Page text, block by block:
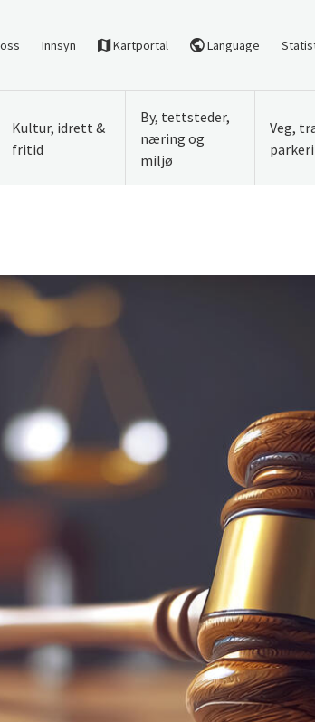
Innsyn Kartportal Language
Kultur, idrett &
fritid
By, tettsteder,
næring og
miljø
Veg,